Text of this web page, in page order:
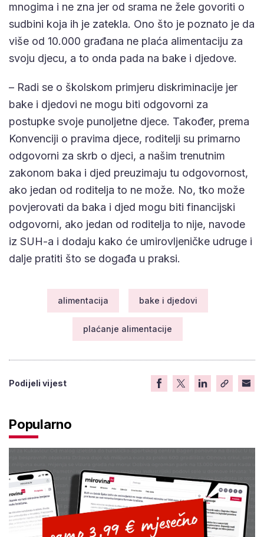
mnogima i ne zna jer od srama ne žele govoriti o
sudbini koja ih je zatekla. Ono što je poznato je da
više od 10.000 građana ne plaća alimentaciju za
svoju djecu, a to onda pada na bake i djedove.
– Radi se o školskom primjeru diskriminacije jer
bake i djedovi ne mogu biti odgovorni za
postupke svoje punoljetne djece. Također, prema
Konvenciji o pravima djece, roditelji su primarno
odgovorni za skrb o djeci, a našim trenutnim
zakonom baka i djed preuzimaju tu odgovornost,
ako jedan od roditelja to ne može. No, tko može
povjerovati da baka i djed mogu biti financijski
odgovorni, ako jedan od roditelja to nije, navode
iz SUH-a i dodaju kako će umirovljeničke udruge i
dalje pratiti što se događa u praksi.
alimentacija bake i djedovi
plaćanje alimentacije
Podijeli vijest
Popularno